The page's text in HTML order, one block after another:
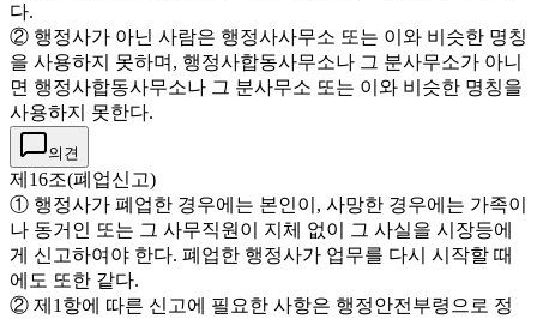
다.
② 행정사가 아닌 사람은 행정사사무소 또는 이와 비슷한 명칭
을 사용하지 못하며, 행정사합동사무소나 그 분사무소가 아니
면 행정사합동사무소나 그 분사무소 또는 이와 비슷한 명칭을
사용하지 못한다.
의견
제16조(폐업신고)
① 행정사가 폐업한 경우에는 본인이, 사망한 경우에는 가족이
나 동거인 또는 그 사무직원이 지체 없이 그 사실을 시장등에
게 신고하여야 한다. 폐업한 행정사가 업무를 다시 시작할 때
에도 또한 같다.
② 제1항에 따른 신고에 필요한 사항은 행정안전부령으로 정